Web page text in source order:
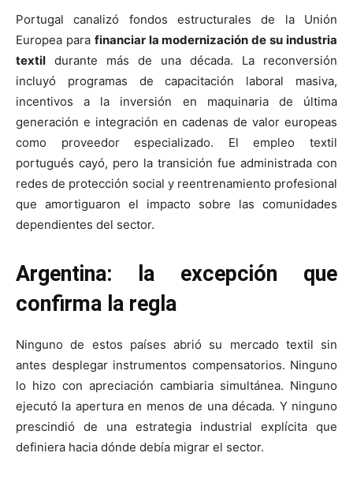
Portugal canalizó fondos estructurales de la Unión
Europea para financiar la modernización de su industria
textil durante más de una década. La reconversión
incluyó programas de capacitación laboral masiva,
incentivos a la inversión en maquinaria de última
generación e integración en cadenas de valor europeas
como proveedor especializado. El empleo textil
portugués cayó, pero la transición fue administrada con
redes de protección social y reentrenamiento profesional
que amortiguaron el impacto sobre las comunidades
dependientes del sector.
Argentina: la excepción que
confirma la regla
Ninguno de estos países abrió su mercado textil sin
antes desplegar instrumentos compensatorios. Ninguno
lo hizo con apreciación cambiaria simultánea. Ninguno
ejecutó la apertura en menos de una década. Y ninguno
prescindió de una estrategia industrial explícita que
definiera hacia dónde debía migrar el sector.